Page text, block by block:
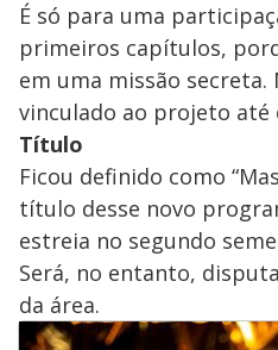
É só para uma
primeiros capítulos,
em uma missão secreta.
vinculado ao projeto até
Título
Ficou definido como
título desse novo
estreia no segundo
Será, no entanto,
da área.